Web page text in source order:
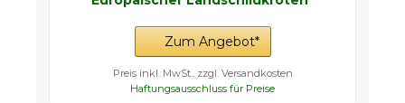
Zum Angebot*
Preis inkl. MwSt., zzgl. Versandkosten
Haftungsausschluss für Preise